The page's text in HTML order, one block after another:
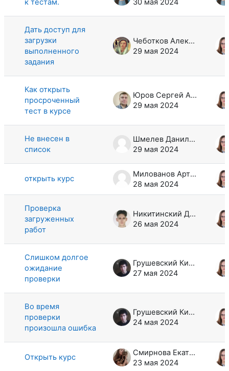
к тестам. 30 мая 2024
Дать доступ для
загрузки
выполненного
задания
Чеботков Алексей Юрьевич
29 мая 2024
Как открыть
просроченный
тест в курсе
Юров Сергей Алексеевич
29 мая 2024
Не внесен в
список
Шмелев Данил Сергеевич
29 мая 2024
открыть курс
Милованов Артур Юрьевич
28 мая 2024
Проверка
загруженных
работ
Никитинский Даниил Дмитриевич
26 мая 2024
Слишком долгое
ожидание
проверки
Грушевский Кирилл Симионович
27 мая 2024
Во время
проверки
произошла ошибка
Грушевский Кирилл Симионович
24 мая 2024
Открыть курс
Смирнова Екатерина Константиновна
23 мая 2024